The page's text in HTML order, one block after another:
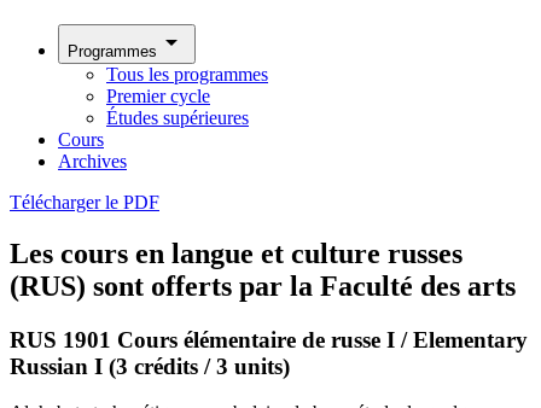
Programmes arrow_drop_down
Tous les programmes
Premier cycle
Études supérieures
Cours
Archives
Télécharger le PDF
Les cours en langue et culture russes
(RUS) sont offerts par la Faculté des arts
RUS 1901 Cours élémentaire de russe I / Elementary
Russian I (3 crédits / 3 units)